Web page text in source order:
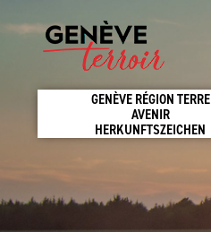
GENÈVE RÉGION TERRE
AVENIR
HERKUNFTSZEICHEN